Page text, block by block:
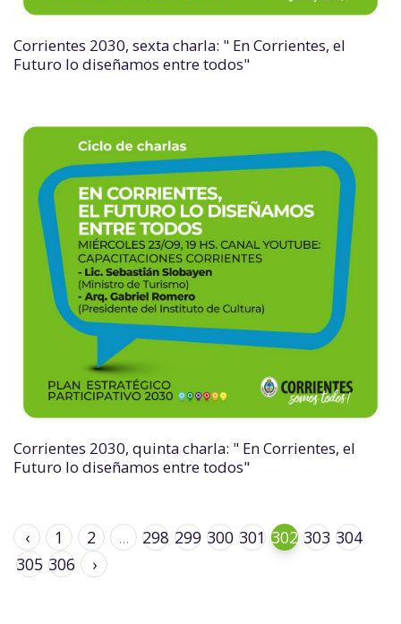
Corrientes 2030, sexta charla: " En Corrientes, el
Futuro lo diseñamos entre todos"
Corrientes 2030, quinta charla: " En Corrientes, el
Futuro lo diseñamos entre todos"
‹ 1 2 ... 298 299 300 301 302 303 304
305 306 ›